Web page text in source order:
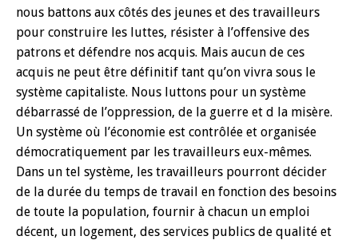
nous battons aux côtés des jeunes et des travailleurs
pour construire les luttes, résister à l’offensive des
patrons et défendre nos acquis. Mais aucun de ces
acquis ne peut être définitif tant qu’on vivra sous le
système capitaliste. Nous luttons pour un système
débarrassé de l’oppression, de la guerre et d la misère.
Un système où l’économie est contrôlée et organisée
démocratiquement par les travailleurs eux-mêmes.
Dans un tel système, les travailleurs pourront décider
de la durée du temps de travail en fonction des besoins
de toute la population, fournir à chacun un emploi
décent, un logement, des services publics de qualité et